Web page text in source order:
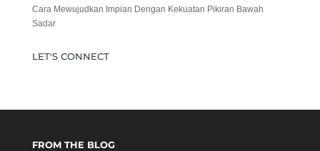
Cara Mewujudkan Impian Dengan Kekuatan Pikiran Bawah
Sadar
LET'S CONNECT
FROM THE BLOG